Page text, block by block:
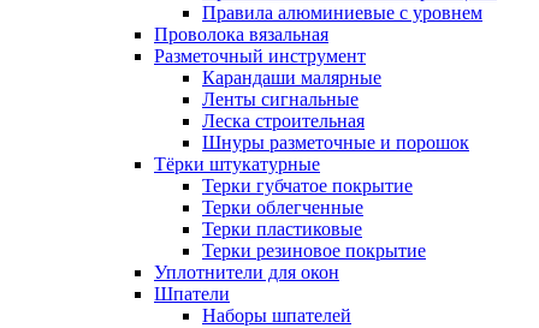
Правила алюминиевые с уровнем
Проволока вязальная
Разметочный инструмент
Карандаши малярные
Ленты сигнальные
Леска строительная
Шнуры разметочные и порошок
Тёрки штукатурные
Терки губчатое покрытие
Терки облегченные
Терки пластиковые
Терки резиновое покрытие
Уплотнители для окон
Шпатели
Наборы шпателей